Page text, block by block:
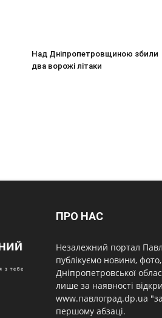
Над Дніпропетровщиною збили
два ворожі літаки
ПРО НАС
Незалежний портал
публікуємо новини,
Дніпропетровської
лише за наявності
www.павлоград.dp.ua
першому абзаці.